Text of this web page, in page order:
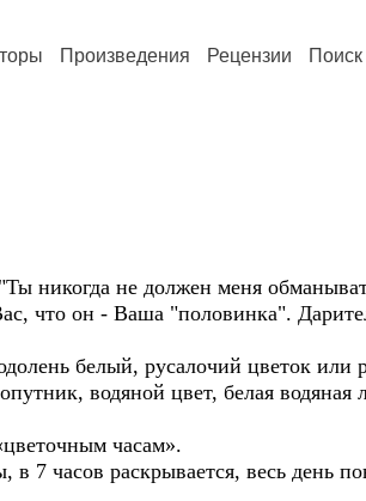
Произведения Рецензии Поиск
никогда не должен меня
что он - Ваша "половинка".
белый, русалочий цветок или
водяной цвет, белая водяная
часам».
7 часов раскрывается, весь день